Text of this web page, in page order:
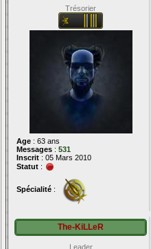
Trésorier
Age : 63 ans
Messages : 531
Inscrit : 05 Mars 2010
Statut :
Spécialité :
The-KiLLeR
Leader